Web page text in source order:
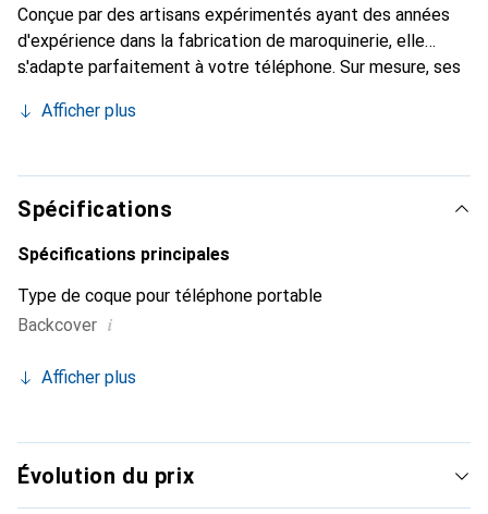
Conçue par des artisans expérimentés ayant des années
d'expérience dans la fabrication de maroquinerie, elle
s'adapte parfaitement à votre téléphone. Sur mesure, ses
peau. Elle devient l'accessoire chic et indispensable pour
ses produits de haute qualité, la marque Noreve est un
choix fiable pour une clientèle exigeante.
Afficher plus
Spécifications
Spécifications principales
Type de coque pour téléphone portable
Backcover i
Afficher plus
Évolution du prix